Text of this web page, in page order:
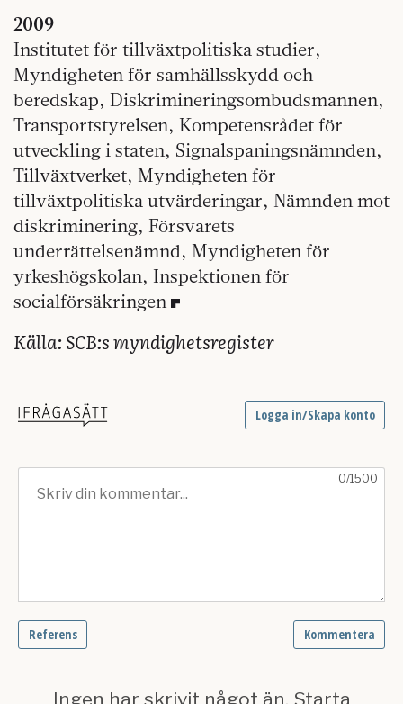
2009
Institutet för tillväxtpolitiska studier,
Myndigheten för samhällsskydd och
beredskap, Diskrimineringsombudsmannen,
Transportstyrelsen, Kompetensrådet för
utveckling i staten, Signalspaningsnämnden,
Tillväxtverket, Myndigheten för
tillväxtpolitiska utvärderingar, Nämnden mot
diskriminering, Försvarets
underrättelsenämnd, Myndigheten för
yrkeshögskolan, Inspektionen för
socialförsäkringen
Källa: SCB:s myndighetsregister